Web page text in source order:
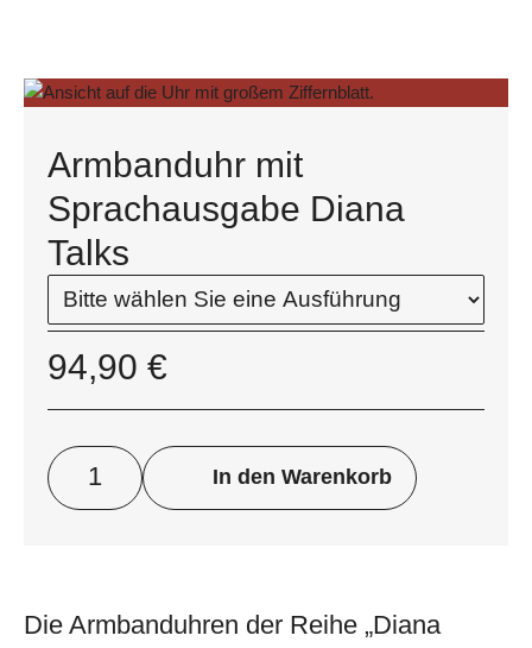
Armbanduhr mit
Sprachausgabe Diana
Talks
94,90 €
In den Warenkorb
Die Armbanduhren der Reihe „Diana